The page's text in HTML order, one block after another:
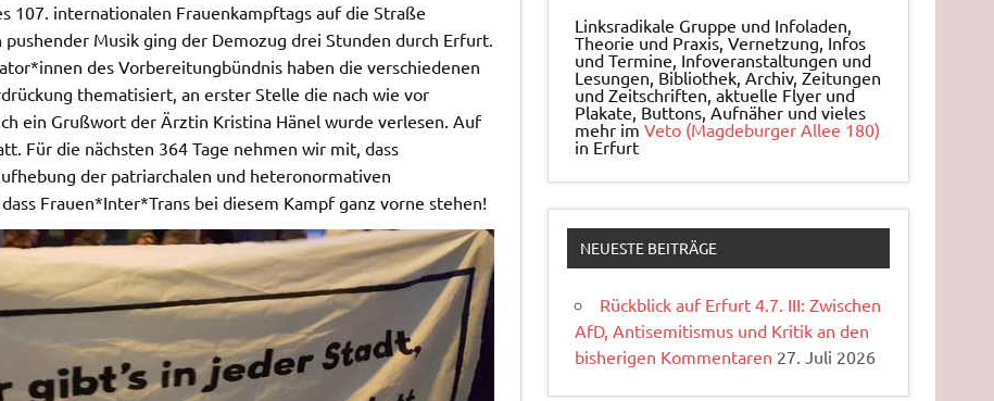
107. internationalen Frauenkampftags auf die Straße
Musik ging der Demozug drei Stunden durch Erfurt.
des Vorbereitungbündnis haben die verschiedenen
thematisiert, an erster Stelle die nach wie vor
ein Grußwort der Ärztin Kristina Hänel wurde verlesen. Auf
Für die nächsten 364 Tage nehmen wir mit, dass
der patriarchalen und heteronormativen
Frauen*Inter*Trans bei diesem Kampf ganz vorne stehen!
Linksradikale Gruppe und Infoladen,
Theorie und Praxis, Ver­net­zung, Infos
und Ter­mi­ne, In­fo­ver­an­stal­tun­gen und
Le­sun­gen, Bi­blio­thek, Archiv, Zei­tun­gen
und Zeit­schrif­ten, ak­tu­el­le Flyer und
Pla­ka­te, But­tons, Auf­nä­her und vieles
mehr imVeto (Magdeburger Allee 180)
in Erfurt
NEUESTE BEITRÄGE
Rückblick auf Erfurt 4.7. III: Zwischen
AfD, Antisemitismus und Kritik an den
bisherigen Kommentaren 27. Juli 2026